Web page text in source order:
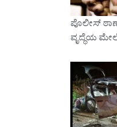
ಪೊಲೀಸ್
ವೃದ್ಧೆಯ